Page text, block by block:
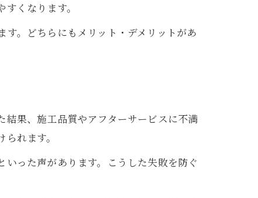
くなります。
。どちらにもメリット・デメリットがあ
果、施工品質やアフターサービスに不満
れます。
った声があります。こうした失敗を防ぐ